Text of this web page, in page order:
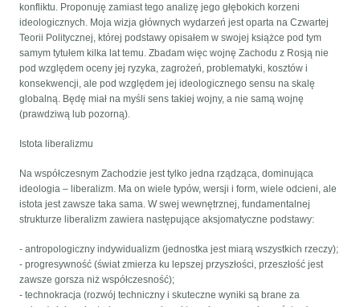
konfliktu. Proponuję zamiast tego analizę jego głębokich korzeni
ideologicznych. Moja wizja głównych wydarzeń jest oparta na Czwartej
Teorii Politycznej, której podstawy opisałem w swojej książce pod tym
samym tytułem kilka lat temu. Zbadam więc wojnę Zachodu z Rosją nie
pod względem oceny jej ryzyka, zagrożeń, problematyki, kosztów i
konsekwencji, ale pod względem jej ideologicznego sensu na skalę
globalną. Będę miał na myśli sens takiej wojny, a nie samą wojnę
(prawdziwą lub pozorną).
Istota liberalizmu
Na współczesnym Zachodzie jest tylko jedna rządząca, dominująca
ideologia – liberalizm. Ma on wiele typów, wersji i form, wiele odcieni, ale
istota jest zawsze taka sama. W swej wewnętrznej, fundamentalnej
strukturze liberalizm zawiera następujące aksjomatyczne podstawy:
- antropologiczny indywidualizm (jednostka jest miarą wszystkich rzeczy);
- progresywność (świat zmierza ku lepszej przyszłości, przeszłość jest
zawsze gorsza niż współczesność);
- technokracja (rozwój techniczny i skuteczne wyniki są brane za